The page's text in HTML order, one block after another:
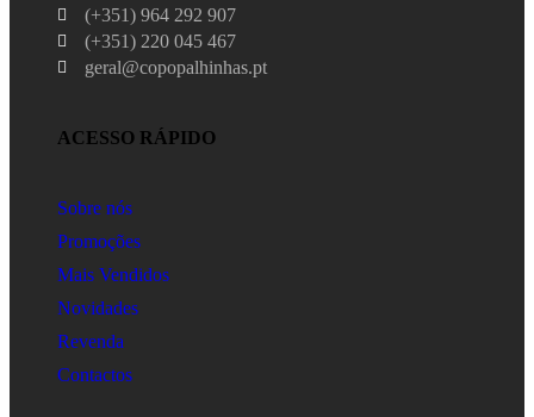
(+351) 964 292 907
(+351) 220 045 467
geral@copopalhinhas.pt
ACESSO RÁPIDO
Sobre nós
Promoções
Mais Vendidos
Novidades
Revenda
Contactos